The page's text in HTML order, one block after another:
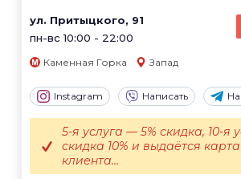
ул. Притыцкого, 91
пн-вс 10:00 - 22:00
Каменная Горка Запад
Instagram Написать
5-я услуга — 5% скидка, 10-я
скидка 10% и выдаётся
клиента...